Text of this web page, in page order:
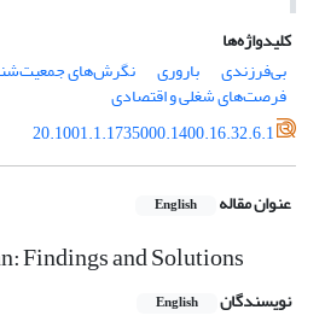
کلیدواژه‌ها
بی‌فرزندی
باروری نگرش‌های
فرصت‌های شغلی و اقتصادی
20.1001.1.1735000.1400.16.32.6.1
عنوان مقاله English
Findings and Solutions
نویسندگان English